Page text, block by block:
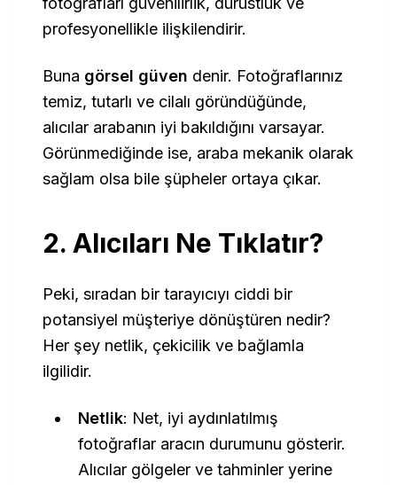
profesyonellikle ilişkilendirir.
Buna görsel güven denir. Fotoğraflarınız
temiz, tutarlı ve cilalı göründüğünde,
alıcılar arabanın iyi bakıldığını varsayar.
Görünmediğinde ise, araba mekanik olarak
sağlam olsa bile şüpheler ortaya çıkar.
2. Alıcıları Ne Tıklatır?
Peki, sıradan bir tarayıcıyı ciddi bir
potansiyel müşteriye dönüştüren nedir?
Her şey netlik, çekicilik ve bağlamla
ilgilidir.
Netlik: Net, iyi aydınlatılmış
fotoğraflar aracın durumunu gösterir.
Alıcılar gölgeler ve tahminler yerine